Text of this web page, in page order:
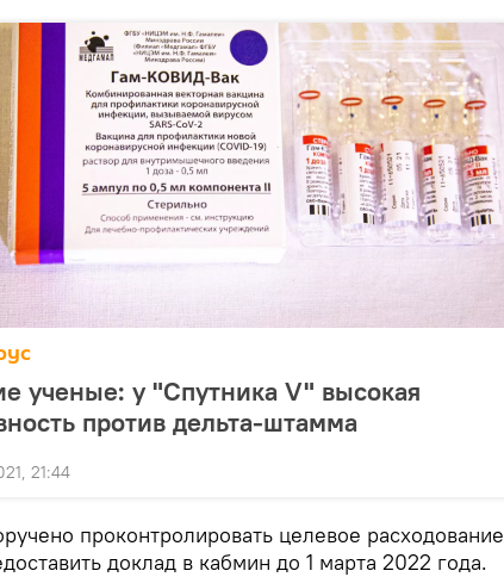
ученые: у "Спутника V" высокая
против дельта-штамма
21:44
проконтролировать целевое расходование
доклад в кабмин до 1 марта 2022 года.